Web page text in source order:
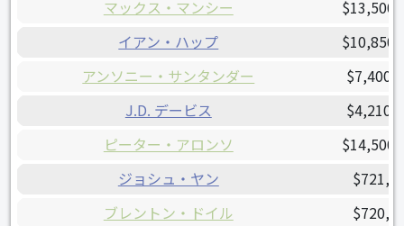
マックス・マンシー
イアン・ハップ
アンソニー・サンタンダー
J.D. デービス
ピーター・アロンソ
ジョシュ・ヤン
ブレントン・ドイル